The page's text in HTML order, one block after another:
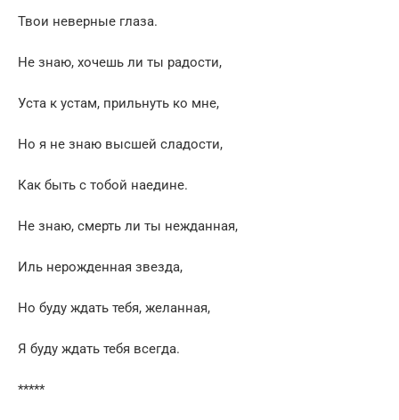
Твои неверные глаза.
Не знаю, хочешь ли ты радости,
Уста к устам, прильнуть ко мне,
Но я не знаю высшей сладости,
Как быть с тобой наедине.
Не знаю, смерть ли ты нежданная,
Иль нерожденная звезда,
Но буду ждать тебя, желанная,
Я буду ждать тебя всегда.
*****